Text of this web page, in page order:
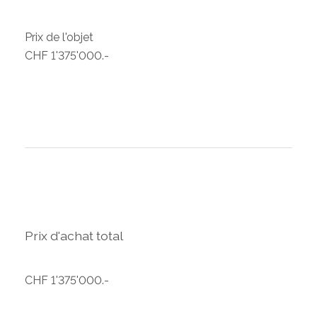
Prix de l'objet
CHF 1'375'000.-
Prix d'achat total
CHF 1'375'000.-